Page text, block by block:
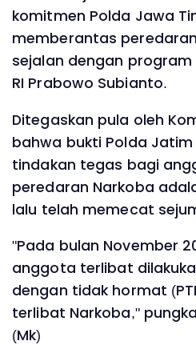
komitmen Polda Jawa
memberantas
sejalan dengan
RI Prabowo Subianto.
Ditegaskan pula oleh
bahwa bukti Polda
tindakan tegas bagi
peredaran Narkoba
lalu telah memecat
"Pada bulan November
anggota terlibat
dengan tidak hormat
terlibat Narkoba,"
(Mk)